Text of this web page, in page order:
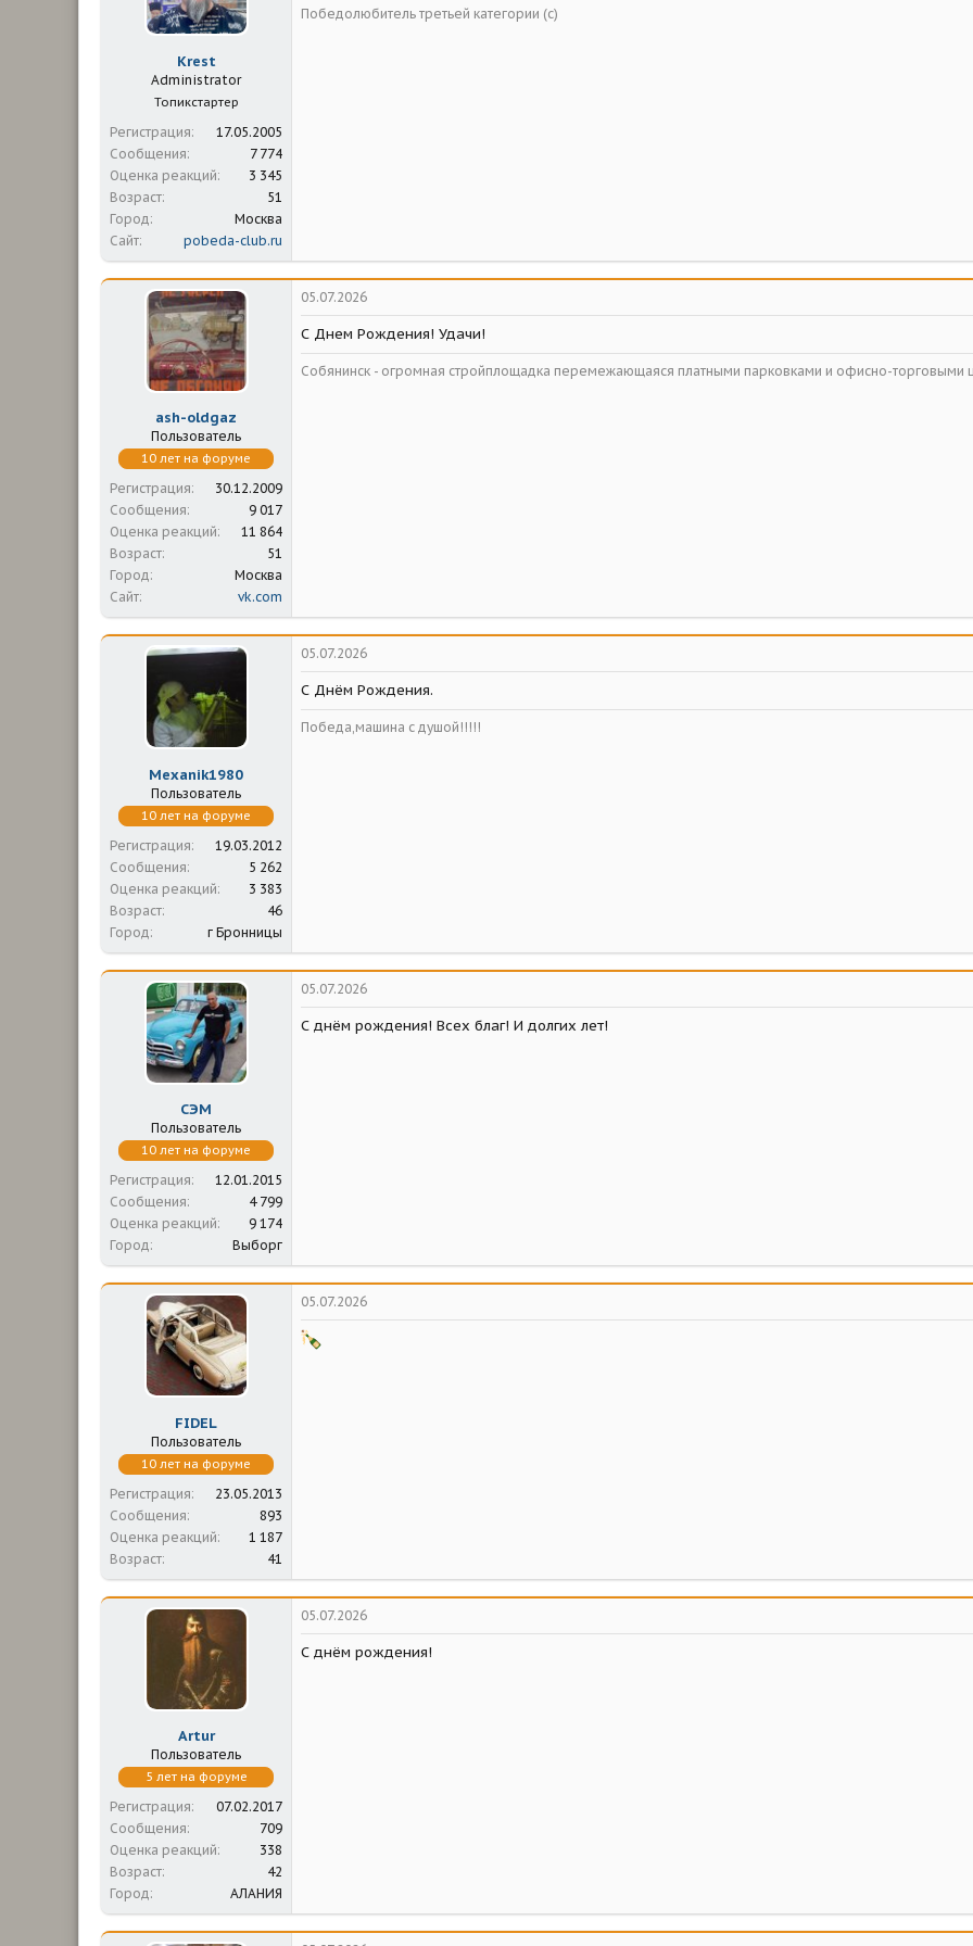
а
л
Krest
Administrator
Топикстартер
Регистрация
17.05.2005
Сообщения
7 774
Оценка реакций
3 345
Возраст
51
Город
Москва
Сайт
pobeda-club.ru
Победолюбитель третьей категории (с)
ash-oldgaz
Пользователь
10 лет на форуме
Регистрация
30.12.2009
Сообщения
9 017
Оценка реакций
11 864
Возраст
51
Город
Москва
Сайт
vk.com
05.07.2026
С Днем Рождения! Удачи!
Собянинск - огромная стройплощадка перемежающаяся платными парковками и офисно-торговыми
Mexanik1980
Пользователь
10 лет на форуме
Регистрация
19.03.2012
Сообщения
5 262
Оценка реакций
3 383
Возраст
46
Город
г Бронницы
05.07.2026
С Днём Рождения.
Победа,машина с душой!!!!!
СЭМ
Пользователь
10 лет на форуме
Регистрация
12.01.2015
Сообщения
4 799
Оценка реакций
9 174
Город
Выборг
05.07.2026
С днём рождения! Всех благ! И долгих лет!
FIDEL
Пользователь
10 лет на форуме
Регистрация
23.05.2013
Сообщения
893
Оценка реакций
1 187
Возраст
41
05.07.2026
Artur
Пользователь
5 лет на форуме
Регистрация
07.02.2017
Сообщения
709
Оценка реакций
338
Возраст
42
Город
АЛАНИЯ
05.07.2026
С днём рождения!